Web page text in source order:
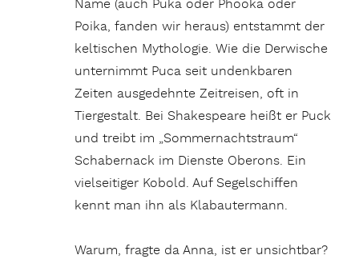
Name (auch Puka oder Phooka oder
Poika, fanden wir heraus) entstammt der
keltischen Mythologie. Wie die Derwische
unternimmt Puca seit undenkbaren
Zeiten ausgedehnte Zeitreisen, oft in
Tiergestalt. Bei Shakespeare heißt er Puck
und treibt im „Sommernachtstraum“
Schabernack im Dienste Oberons. Ein
vielseitiger Kobold. Auf Segelschiffen
kennt man ihn als Klabautermann.
Warum, fragte da Anna, ist er unsichtbar?